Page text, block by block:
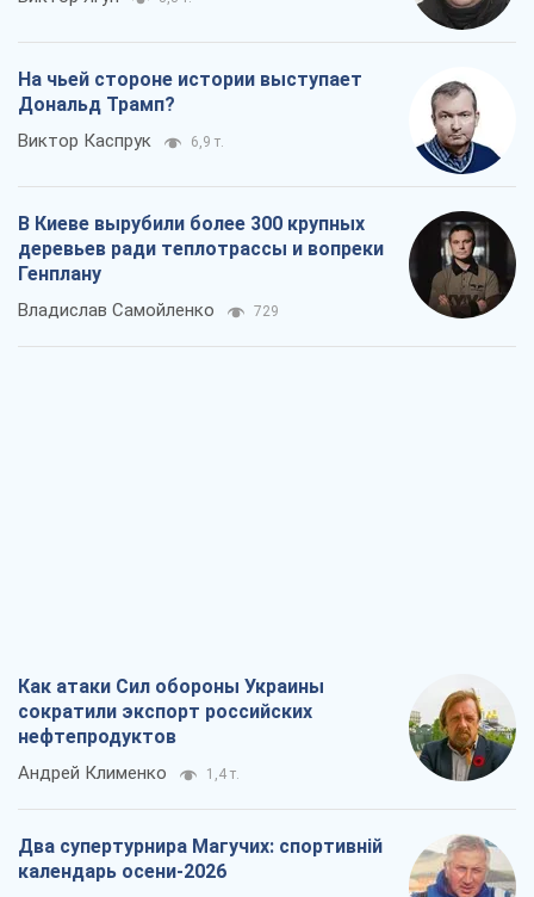
На чьей стороне истории выступает
Дональд Трамп?
Виктор Каспрук 6,9 т.
В Киеве вырубили более 300 крупных
деревьев ради теплотрассы и вопреки
Генплану
Владислав Самойленко 729
Как атаки Сил обороны Украины
сократили экспорт российских
нефтепродуктов
Андрей Клименко 1,4 т.
Два супертурнира Магучих: спортивній
календарь осени-2026